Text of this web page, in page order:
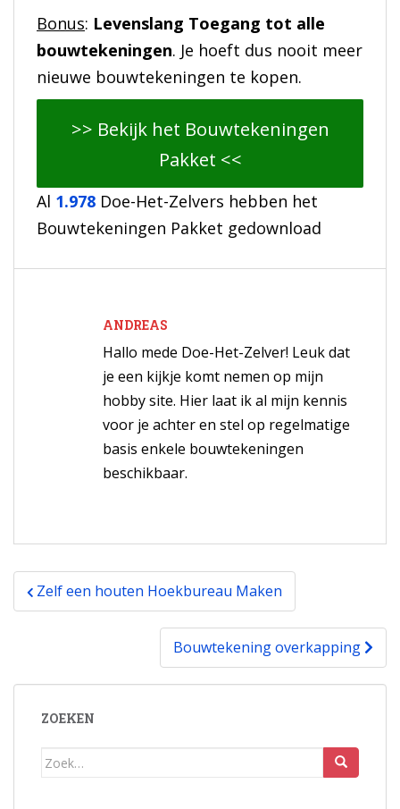
Bonus: Levenslang Toegang tot alle
bouwtekeningen. Je hoeft dus nooit meer
nieuwe bouwtekeningen te kopen.
>> Bekijk het Bouwtekeningen
Pakket <<
Al 1.978 Doe-Het-Zelvers hebben het
Bouwtekeningen Pakket gedownload
ANDREAS
Hallo mede Doe-Het-Zelver! Leuk dat
je een kijkje komt nemen op mijn
hobby site. Hier laat ik al mijn kennis
voor je achter en stel op regelmatige
basis enkele bouwtekeningen
beschikbaar.
Bericht
navigatie
Zelf een houten Hoekbureau Maken
Bouwtekening overkapping
ZOEKEN
Zoek